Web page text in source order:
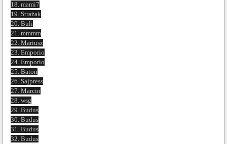
18. mami7
19. Strażak
20. Buli
21. mmmm
22. Mariusz
23. Emporio
24. Emporio
25. Baton
26. Sajpress
27. Marcin
28. wsg
29. Budus
30. Budus
31. Budus
32. Budus